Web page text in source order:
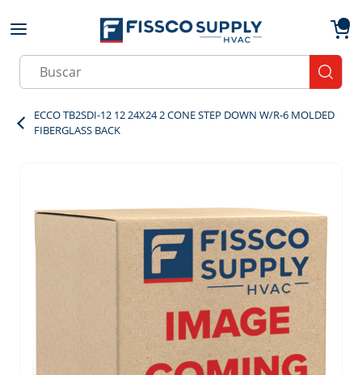
Skip to main content
Site Search
ECCO TB2SDI-12 12 24X24 2 CONE STEP DOWN W/R-6 MOLDED
FIBERGLASS BACK